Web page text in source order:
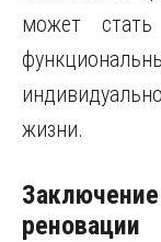
может
жизни.
реновации